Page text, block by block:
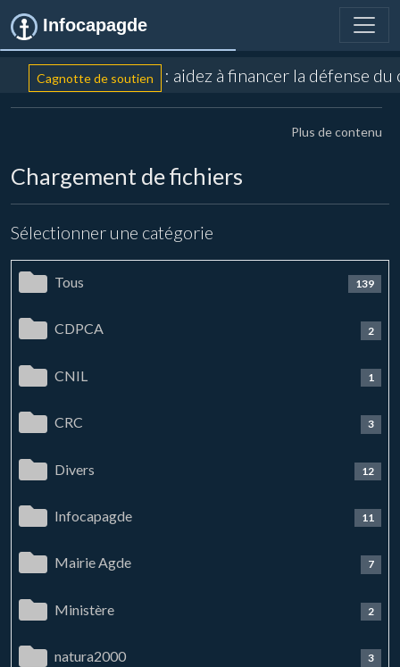
Infocapagde
Cagnotte de soutien : aidez à financer la défense
Plus de contenu
Chargement de fichiers
Sélectionner une catégorie
Tous 139
CDPCA 2
CNIL 1
CRC 3
Divers 12
Infocapagde 11
Mairie Agde 7
Ministère 2
natura2000 3